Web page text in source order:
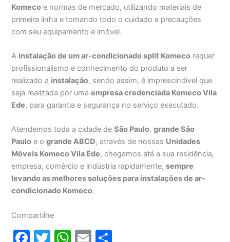
Komeco e normas de mercado, utilizando materiais de
primeira linha e tomando todo o cuidado e precauções
com seu equipamento e imóvel.
A instalação de um ar-condicionado split Komeco requer
profissionalismo e conhecimento do produto a ser
realizado a instalação, sendo assim, é imprescindível que
seja realizada por umaempresa credenciada Komeco Vila
Ede, para garantia e segurança no serviço executado.
Atendemos toda a cidade deSão Paulo,grande São
Paulo e ogrande ABCD, através de nossas Unidades
Móveis Komeco Vila Ede, chegamos até a sua residência,
empresa, comércio e indústria rapidamente,sempre
levando as melhores soluções para instalações de ar-
condicionado Komeco.
Compartilhe
F
T
W E